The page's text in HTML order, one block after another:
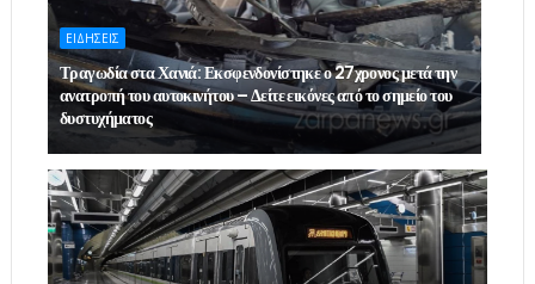
ΕΙΔΗΣΕΙΣ
Τραγωδία στα Χανιά: Εκσφενδονίστηκε ο 27χρονος μετά την
ανατροπή του αυτοκινήτου – Δείτε εικόνες από το σημείο του
δυστυχήματος